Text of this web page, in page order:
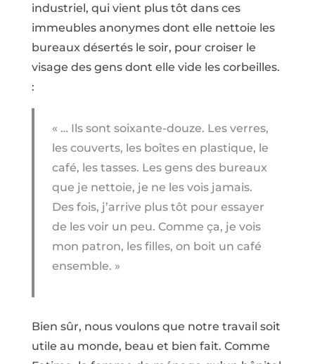
industriel, qui vient plus tôt dans ces
immeubles anonymes dont elle nettoie les
bureaux désertés le soir, pour croiser le
visage des gens dont elle vide les corbeilles.
:
« … Ils sont soixante-douze. Les verres,
les couverts, les boîtes en plastique, le
café, les tasses. Les gens des bureaux
que je nettoie, je ne les vois jamais.
Des fois, j’arrive plus tôt pour essayer
de les voir un peu. Comme ça, je vois
mon patron, les filles, on boit un café
ensemble. »
Bien sûr, nous voulons que notre travail soit
utile au monde, beau et bien fait. Comme